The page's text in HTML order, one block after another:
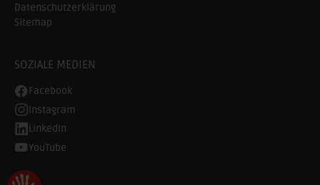
Datenschutzerklärung
Sitemap
SOZIALE MEDIEN
Facebook
Instagram
LinkedIn
YouTube